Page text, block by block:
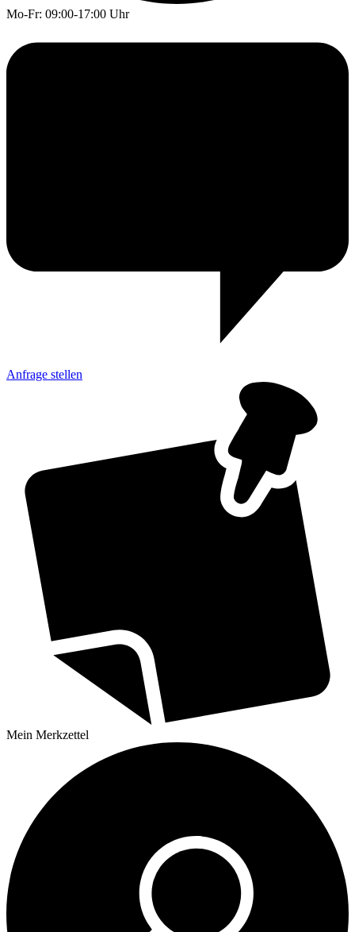
Mo-Fr: 09:00-17:00 Uhr
Anfrage stellen
Mein Merkzettel